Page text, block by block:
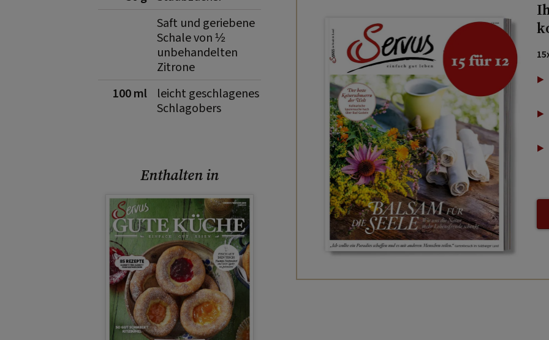
Saft und geriebene
Schale von ½
unbehandelten
Zitrone
100 ml
leicht geschlagenes
Schlagobers
Enthalten in